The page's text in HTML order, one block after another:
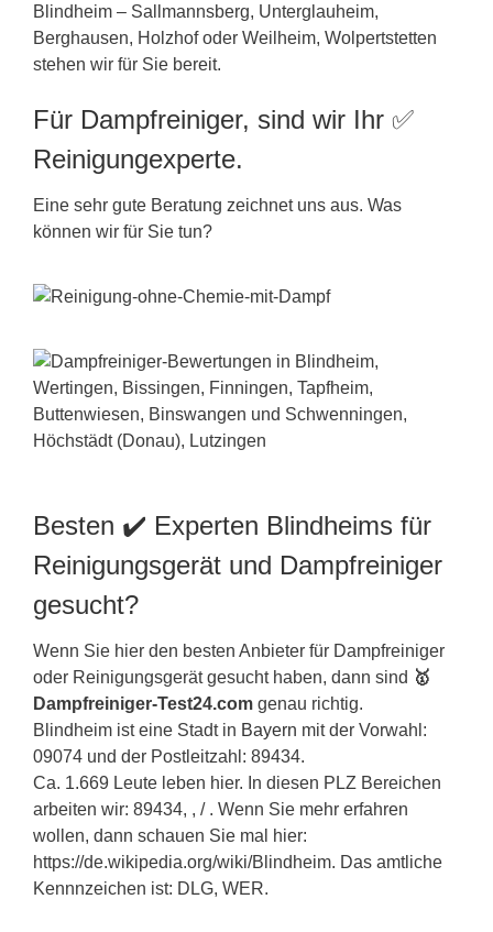
Blindheim – Sallmannsberg, Unterglauheim,
Berghausen, Holzhof oder Weilheim, Wolpertstetten
stehen wir für Sie bereit.
Für Dampfreiniger, sind wir Ihr ✅
Reinigungexperte.
Eine sehr gute Beratung zeichnet uns aus. Was
können wir für Sie tun?
Besten ✔️ Experten Blindheims für
Reinigungsgerät und Dampfreiniger
gesucht?
Wenn Sie hier den besten Anbieter für Dampfreiniger
oder Reinigungsgerät gesucht haben, dann sind 🥇
Dampfreiniger-Test24.com genau richtig.
Blindheim ist eine Stadt in Bayern mit der Vorwahl:
09074 und der Postleitzahl: 89434.
Ca. 1.669 Leute leben hier. In diesen PLZ Bereichen
arbeiten wir: 89434, , / . Wenn Sie mehr erfahren
wollen, dann schauen Sie mal hier:
https://de.wikipedia.org/wiki/Blindheim. Das amtliche
Kennnzeichen ist: DLG, WER.